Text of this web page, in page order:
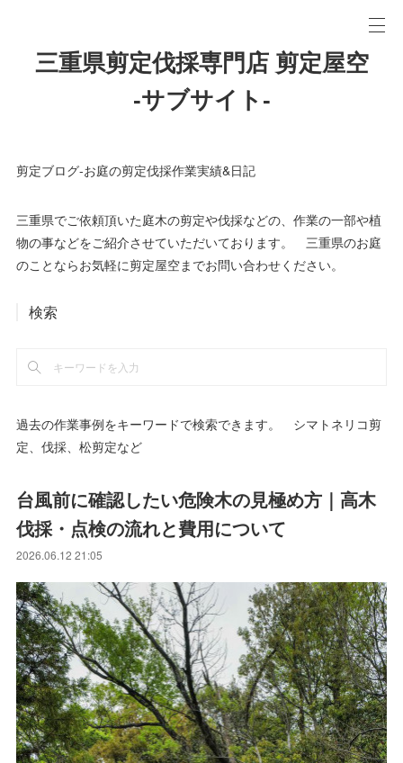
三重県剪定伐採専門店 剪定屋空
-サブサイト-
剪定ブログ-お庭の剪定伐採作業実績&日記
三重県でご依頼頂いた庭木の剪定や伐採などの、作業の一部や植
物の事などをご紹介させていただいております。 三重県のお庭
のことならお気軽に剪定屋空までお問い合わせください。
検索
過去の作業事例をキーワードで検索できます。 シマトネリコ剪
定、伐採、松剪定など
台風前に確認したい危険木の見極め方｜高木
伐採・点検の流れと費用について
2026.06.12 21:05